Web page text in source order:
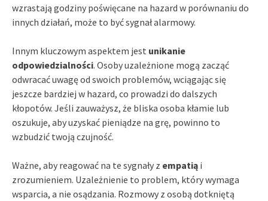
wzrastają godziny poświęcane na hazard w porównaniu do
innych działań, może to być sygnał alarmowy.
Innym kluczowym aspektem jest unikanie
odpowiedzialności. Osoby uzależnione mogą zacząć
odwracać uwagę od swoich problemów, wciągając się
jeszcze bardziej w hazard, co prowadzi do dalszych
kłopotów. Jeśli zauważysz, że bliska osoba kłamie lub
oszukuje, aby uzyskać pieniądze na grę, powinno to
wzbudzić twoją czujność.
Ważne, aby reagować na te sygnały z empatią i
zrozumieniem. Uzależnienie to problem, który wymaga
wsparcia, a nie osądzania. Rozmowy z osobą dotkniętą